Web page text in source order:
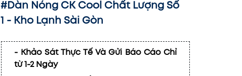
#Dàn Nóng CK Cool Chất Lượng Số
1 - Kho Lạnh Sài Gòn
- Khảo Sát Thực Tế Và Gửi Báo Cáo Chỉ
từ 1-2 Ngày